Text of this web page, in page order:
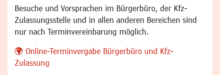
Besuche und Vorsprachen im Bürgerbüro, der Kfz-
Zulassungsstelle und in allen anderen Bereichen sind
nur nach Terminvereinbarung möglich.
Online-Terminvergabe Bürgerbüro und Kfz-
Zulassung